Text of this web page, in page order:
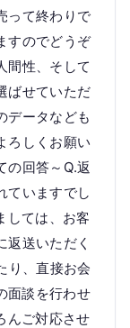
って終わりで
すのでどうぞ
間性、そして
ばせていただ
データなども
ろしくお願い
の回答～Q.返
ていますでし
しては、お客
返送いただく
り、直接お会
面談を行わせ
んご対応させ